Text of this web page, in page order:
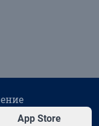
App Store